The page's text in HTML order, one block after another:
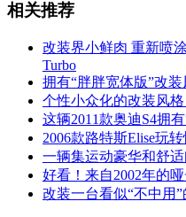
相关推荐
改装界小鲜肉 重新喷
Turbo
拥有“胖胖宽体版”改
个性小众化的改装风格
这辆2011款奥迪S4拥
2006款路特斯Elise玩
一辆集运动豪华和舒
好看！来自2002年的
改装一台看似“不中用